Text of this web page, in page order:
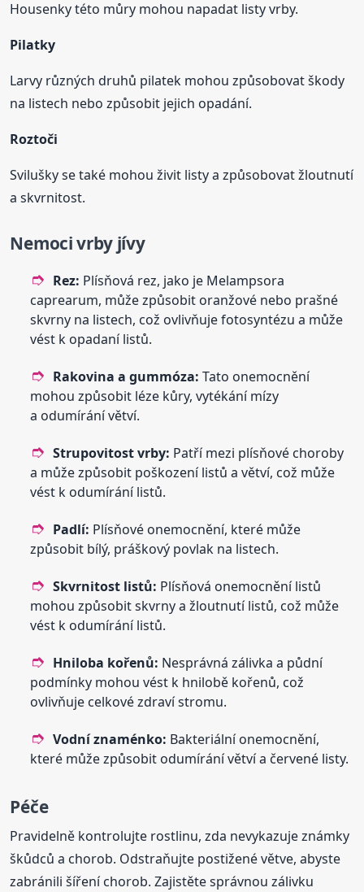
Housenky této můry mohou napadat listy vrby.
Pilatky
Larvy různých druhů pilatek mohou způsobovat škody
na listech nebo způsobit jejich opadání.
Roztoči
Svilušky se také mohou živit listy a způsobovat žloutnutí
a skvrnitost.
Nemoci vrby jívy
Rez: Plísňová rez, jako je Melampsora
caprearum, může způsobit oranžové nebo prašné
skvrny na listech, což ovlivňuje fotosyntézu a může
vést k opadaní listů.
Rakovina a gummóza: Tato onemocnění
mohou způsobit léze kůry, vytékání mízy
a odumírání větví.
Strupovitost vrby: Patří mezi plísňové choroby
a může způsobit poškození listů a větví, což může
vést k odumírání listů.
Padlí: Plísňové onemocnění, které může
způsobit bílý, práškový povlak na listech.
Skvrnitost listů: Plísňová onemocnění listů
mohou způsobit skvrny a žloutnutí listů, což může
vést k odumírání listů.
Hniloba kořenů: Nesprávná zálivka a půdní
podmínky mohou vést k hnilobě kořenů, což
ovlivňuje celkové zdraví stromu.
Vodní znaménko: Bakteriální onemocnění,
které může způsobit odumírání větví a červené listy.
Péče
Pravidelně kontrolujte rostlinu, zda nevykazuje známky
škůdců a chorob. Odstraňujte postižené větve, abyste
zabránili šíření chorob. Zajistěte správnou zálivku